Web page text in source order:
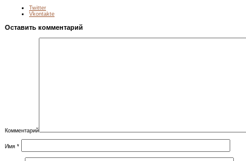
Twitter
Vkontakte
Оставить комментарий
Комментарий
Имя *